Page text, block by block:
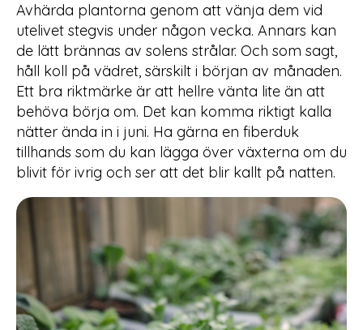
Avhärda plantorna genom att vänja dem vid
utelivet stegvis under någon vecka. Annars kan
de lätt brännas av solens strålar. Och som sagt,
håll koll på vädret, särskilt i början av månaden.
Ett bra riktmärke är att hellre vänta lite än att
behöva börja om. Det kan komma riktigt kalla
nätter ända in i juni. Ha gärna en fiberduk
tillhands som du kan lägga över växterna om du
blivit för ivrig och ser att det blir kallt på natten.